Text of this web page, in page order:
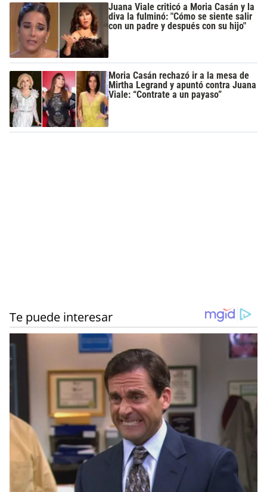
Juana Viale criticó a Moria Casán y la
diva la fulminó: "Cómo se siente salir
con un padre y después con su hijo"
Moria Casán rechazó ir a la mesa de
Mirtha Legrand y apuntó contra Juana
Viale: “Contrate a un payaso”